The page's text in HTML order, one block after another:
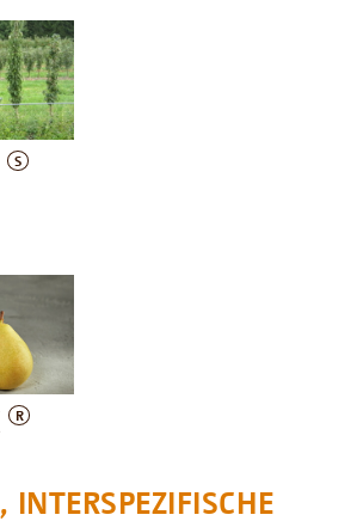
S
R
INTERSPEZIFISCHE